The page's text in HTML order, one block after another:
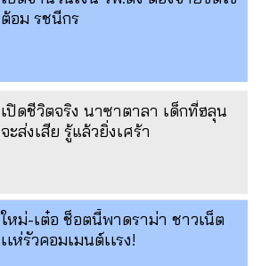
ต้อม รชนีกร
เปิดชีวิตจริง นาซาตาลา เด็กที่ฮลุน
จะส่งเสีย รู้แล้วยิ่งเศร้า
ใหม่-เต๋อ ช็อตนี้พาดราม่า ชาวเน็ต
เเห่รัวคอมเมนต์เเรง!